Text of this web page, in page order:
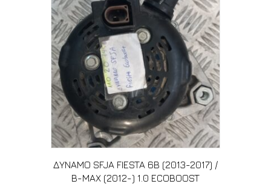
ΔΥΝΑΜΟ SFJA FIESTA 6B (2013-2017) /
B-MAX (2012-) 1.0 ECOBOOST